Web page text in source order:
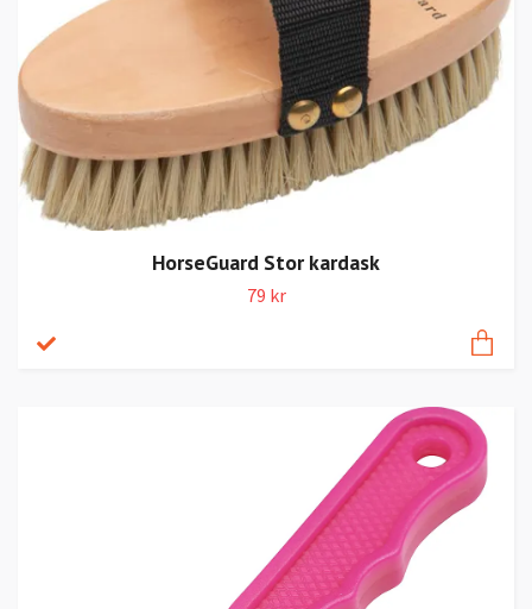
HorseGuard Stor kardask
79 kr